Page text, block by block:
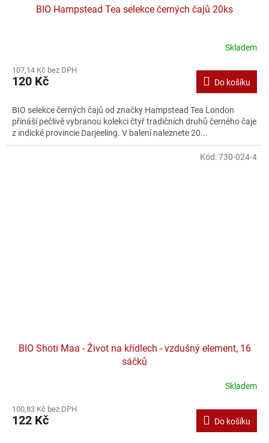
BIO Hampstead Tea selekce černých čajů 20ks
Skladem
107,14 Kč bez DPH
120 Kč Do košíku
BIO selekce černých čajů od značky Hampstead Tea London
přináší pečlivě vybranou kolekci čtyř tradičních druhů černého čaje
z indické provincie Darjeeling. V balení naleznete 20...
BIO Shoti Maa - Život na křídlech - vzdušný element, 16
sáčků
Skladem
100,83 Kč bez DPH
122 Kč Do košíku
Kód:730-024-4